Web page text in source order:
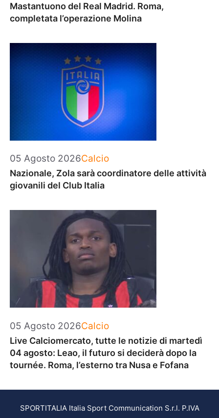
Mastantuono del Real Madrid. Roma,
completata l’operazione Molina
05 Agosto 2026Categorie
Calcio
Nazionale, Zola sarà coordinatore delle attività
giovanili del Club Italia
05 Agosto 2026Categorie
Calcio
Live Calciomercato, tutte le notizie di martedì
04 agosto: Leao, il futuro si deciderà dopo la
tournée. Roma, l’esterno tra Nusa e Fofana
SPORTITALIA Italia Sport Communication S.r.l. P.IVA